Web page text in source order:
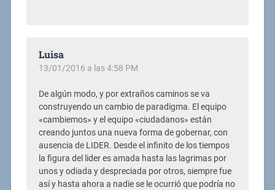
Luisa
13/01/2016 a las 4:58 PM
De algún modo, y por extraños caminos se va
construyendo un cambio de paradigma. El equipo
«cambiemos» y el equipo «ciudadanos» están
creando juntos una nueva forma de gobernar, con
ausencia de LIDER. Desde el infinito de los tiempos
la figura del lider es amada hasta las lagrimas por
unos y odiada y despreciada por otros, siempre fue
así y hasta ahora a nadie se le ocurrió que podría no